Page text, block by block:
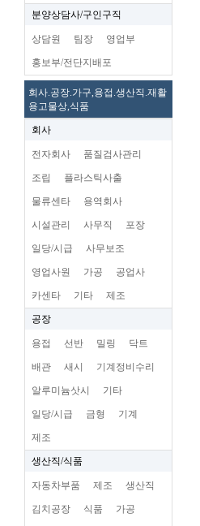
분양상담사/구인구직
상담원 팀장 영업부
홍보부/전단지배포
회사.공장.가구,용접.생산직.재활
용고물상,식품
회사
전자회사 품질검사관리
조립 플라스틱사출
물류센타 용역회사
시설관리 사무직 포장
일당/시급 사무보조
영업사원 가공 공업사
카센타 기타 제조
공장
용접 선반 밀링 닥트
배관 새시 기계정비수리
알루미늄삿시 기타
일당/시급 금형 기계
제조
생산직/식품
자동차부품 제조 생산직
김치공장 식품 가공